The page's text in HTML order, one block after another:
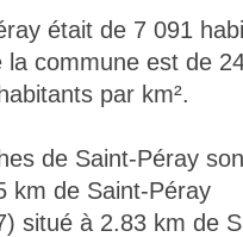
était de 7 091
commune est de
par km².
de Saint-Péray
km de Saint-Péray
situé à 2.83 km de